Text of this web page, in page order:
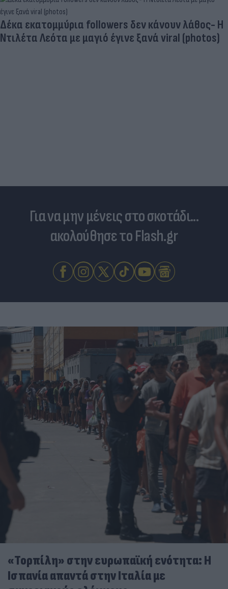
Πανζουρλισμός στην παρουσίαση του Σαλάχ -
Χιλιάδες κόσμου στο γήπεδο της Τραμπζονσπόρ
Για να μην μένεις στο σκοτάδι...
ακολούθησε το Flash.gr
«Τορπίλη» στην ευρωπαϊκή ενότητα: Η
Ισπανία απαντά στην Ιταλία με